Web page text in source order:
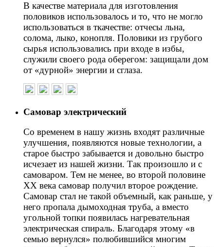
В качестве материала для изготовления
половиков использовалось и то, что не могло
использоваться в ткачестве: отчесы льна,
солома, лыко, конопля. Половики из грубого
сырья использовались при входе в избы,
служили своего рода оберегом: защищали дом
от «дурной» энергии и сглаза.
Самовар электрический
Со временем в нашу жизнь входят различные
улучшения, появляются новые технологии, а
старое быстро забывается и довольно быстро
исчезает из нашей жизни. Так произошло и с
самоваром. Тем не менее, во второй половине
ХХ века самовар получил второе рождение.
Самовар стал не такой объемный, как раньше, у
него пропала дымоходная труба, а вместо
угольной топки появилась нагревательная
электрическая спираль. Благодаря этому «в
семью вернулся» полюбившийся многим